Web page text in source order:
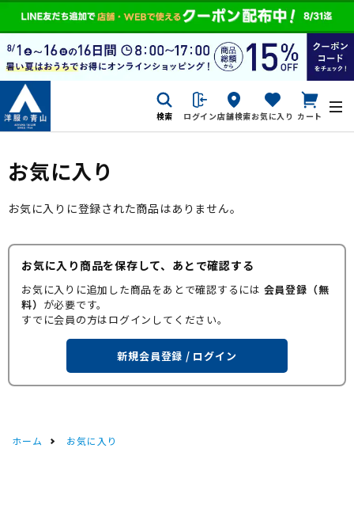
検索 ログイン店舗検索お気に入り カート
お気に入り
お気に入りに登録された商品はありません。
お気に入り商品を保存して、あとで確認する
お気に入りに追加した商品をあとで確認するには 会員登録（無
料） が必要です。
すでに会員の方はログインしてください。
新規会員登録 / ログイン
ホーム お気に入り